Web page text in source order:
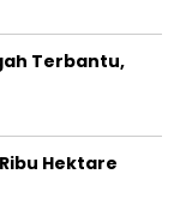
Terbantu,
Hektare